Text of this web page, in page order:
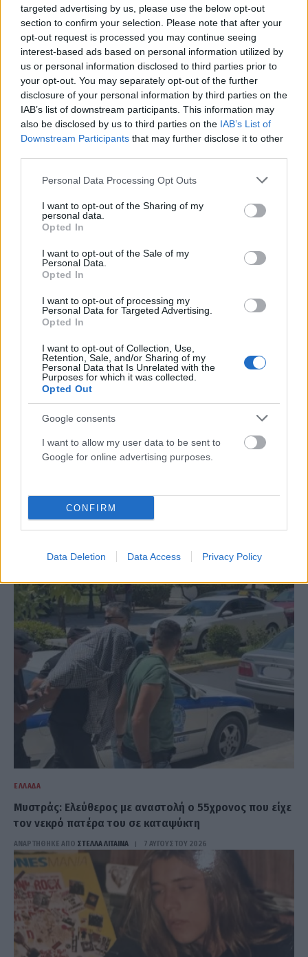
targeted advertising by us, please use the below opt-out
section to confirm your selection. Please note that after your
opt-out request is processed you may continue seeing
interest-based ads based on personal information utilized by
us or personal information disclosed to third parties prior to
your opt-out. You may separately opt-out of the further
disclosure of your personal information by third parties on the
IAB’s list of downstream participants. This information may
also be disclosed by us to third parties on the IAB’s List of
Downstream Participants that may further disclose it to other
Please note that this website/app uses one or more Google
not limited to your visit or usage behaviour. You may click to
grant or deny consent to Google and its third-party tags to
use your data for below specified purposes in below Google
consent section.
Personal Data Processing Opt Outs
I want to opt-out of the Sharing of my
personal data.
Opted In
I want to opt-out of the Sale of my
Personal Data.
Opted In
I want to opt-out of processing my
Personal Data for Targeted Advertising.
Opted In
I want to opt-out of Collection, Use,
Retention, Sale, and/or Sharing of my
Personal Data that Is Unrelated with the
Purposes for which it was collected.
Opted Out
Google consents
I want to allow my user data to be sent to
Google for online advertising purposes.
CONFIRM
Data Deletion Data Access Privacy Policy
ΣΧΕΤΙΚΑΑΡΘΡΑ
Πώς να προστατέψετε το σπίτι σας από τους κλέφτες
ΑΝΑΡΤΗΘΗΚΕ ΑΠΟ GMYLONAS 7 ΑΥΓΟΎΣΤΟΥ 2026
ΕΛΛΆΔΑ
με τις φλόγες (VIDEO)
ΕΛΛΆΔΑ
Μυστράς: Ελεύθερος με αναστολή ο 55χρονος που είχε
τον νεκρό πατέρα του σε καταψύκτη
ΑΝΑΡΤΗΘΗΚΕ ΑΠΟ ΣΤΈΛΛΑ ΛΊΤΑΙΝΑ 7 ΑΥΓΟΎΣΤΟΥ 2026